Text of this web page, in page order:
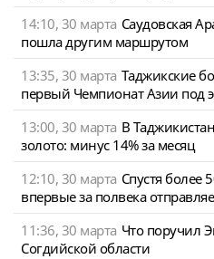
14:10, 30 марта Саудовская
пошла другим маршрутом
13:35, 30 марта Таджикские
первый Чемпионат Азии под
13:00, 30 марта В
золото: минус 14% за месяц
12:10, 30 марта Спустя более
впервые за полвека
11:36, 30 марта Что поручил
Согдийской области